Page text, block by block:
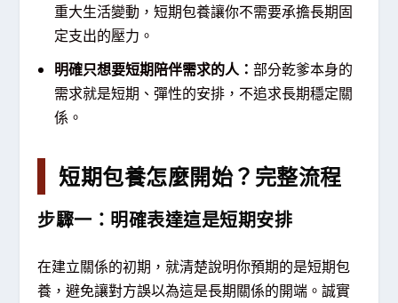
重大生活變動，短期包養讓你不需要承擔長期固
定支出的壓力。
明確只想要短期陪伴需求的人： 部分乾爹本身的
需求就是短期、彈性的安排，不追求長期穩定關
係。
短期包養怎麼開始？完整流程
步驟一：明確表達這是短期安排
在建立關係的初期，就清楚說明你預期的是短期包
養，避免讓對方誤以為這是長期關係的開端。誠實